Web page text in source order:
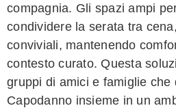
compagnia. Gli spazi ampi
condividere la serata tra
conviviali, mantenendo
contesto curato. Questa
gruppi di amici e famiglie che
Capodanno insieme in un